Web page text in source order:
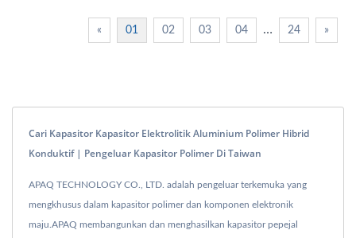
« 01 02 03 04 … 24 »
Cari Kapasitor Kapasitor Elektrolitik Aluminium Polimer Hibrid
Konduktif | Pengeluar Kapasitor Polimer Di Taiwan
APAQ TECHNOLOGY CO., LTD. adalah pengeluar terkemuka yang
mengkhusus dalam kapasitor polimer dan komponen elektronik
maju.APAQ membangunkan dan menghasilkan kapasitor pepejal